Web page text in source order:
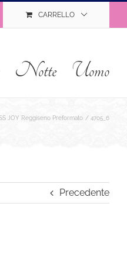
CARRELLO
Notte Uomo
JOY Reggiseno Preformato 4705_6
Precedente